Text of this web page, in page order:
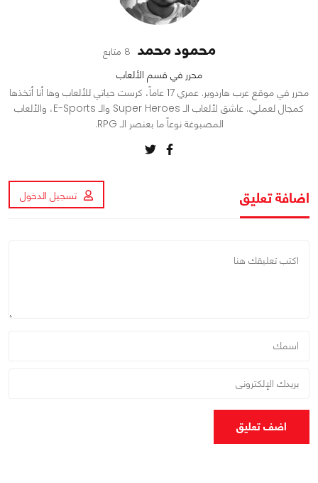
محمود محمد 8 متابع
محرر في قسم الألعاب
محرر في موقع عرب هاردوير. عمري 17 عاماً، كرست حياتي للألعاب وها أنا أتخذها
كمجال لعملي.. عاشق لألعاب الـ Super Heroes والـ E-Sports، والألعاب
المصبوغة نوعاً ما بعنصر الـ RPG.
اضافة تعليق تسجيل الدخول
اضف تعليق